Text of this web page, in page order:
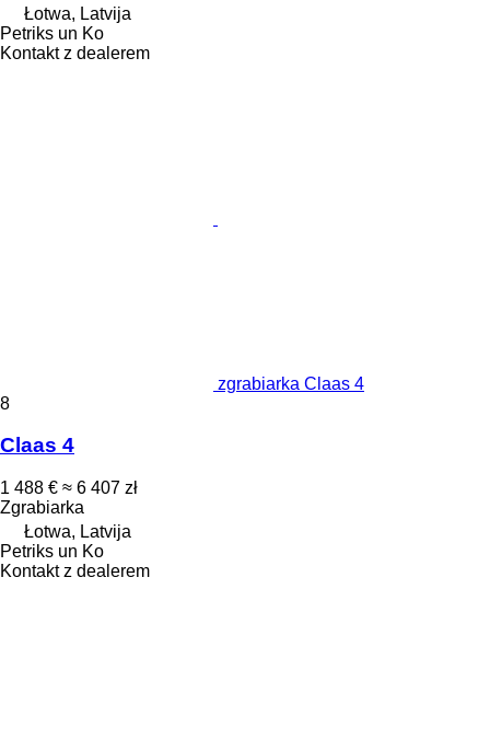
Łotwa, Latvija
Petriks un Ko
Kontakt z dealerem
zgrabiarka Claas 4
8
Claas 4
1 488 € ≈ 6 407 zł
Zgrabiarka
Łotwa, Latvija
Petriks un Ko
Kontakt z dealerem